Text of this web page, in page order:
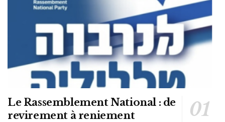
Le Rassemblement National : de
revirement à reniement